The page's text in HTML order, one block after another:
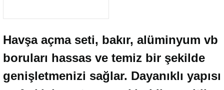
Havşa açma seti, bakır, alüminyum vb
boruları hassas ve temiz bir şekilde
genişletmenizi sağlar. Dayanıklı yapısı